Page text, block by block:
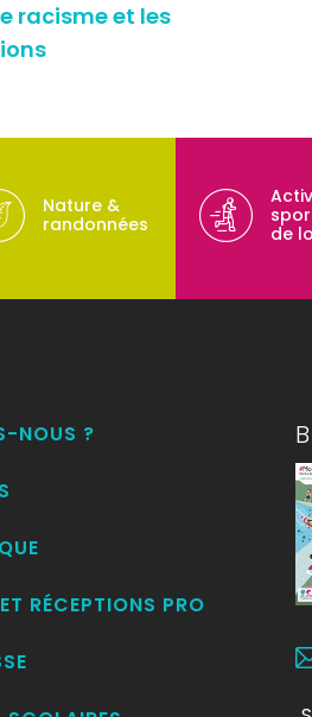
racisme et les
Nature &
randonnées
de
NOUS ?
RÉCEPTIONS PRO